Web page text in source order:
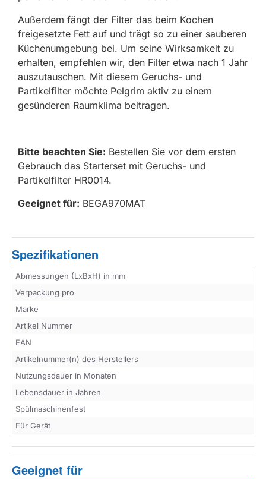
Außerdem fängt der Filter das beim Kochen
freigesetzte Fett auf und trägt so zu einer sauberen
Küchenumgebung bei. Um seine Wirksamkeit zu
erhalten, empfehlen wir, den Filter etwa nach 1 Jahr
auszutauschen. Mit diesem Geruchs- und
Partikelfilter möchte Pelgrim aktiv zu einem
gesünderen Raumklima beitragen.
Bitte beachten Sie: Bestellen Sie vor dem ersten
Gebrauch das Starterset mit Geruchs- und
Partikelfilter HR0014.
Geeignet für: BEGA970MAT
Spezifikationen
Abmessungen (LxBxH) in mm
Verpackung pro
Marke
Artikel Nummer
EAN
Artikelnummer(n) des Herstellers
Nutzungsdauer in Monaten
Lebensdauer in Jahren
Spülmaschinenfest
Für Gerät
Geeignet für